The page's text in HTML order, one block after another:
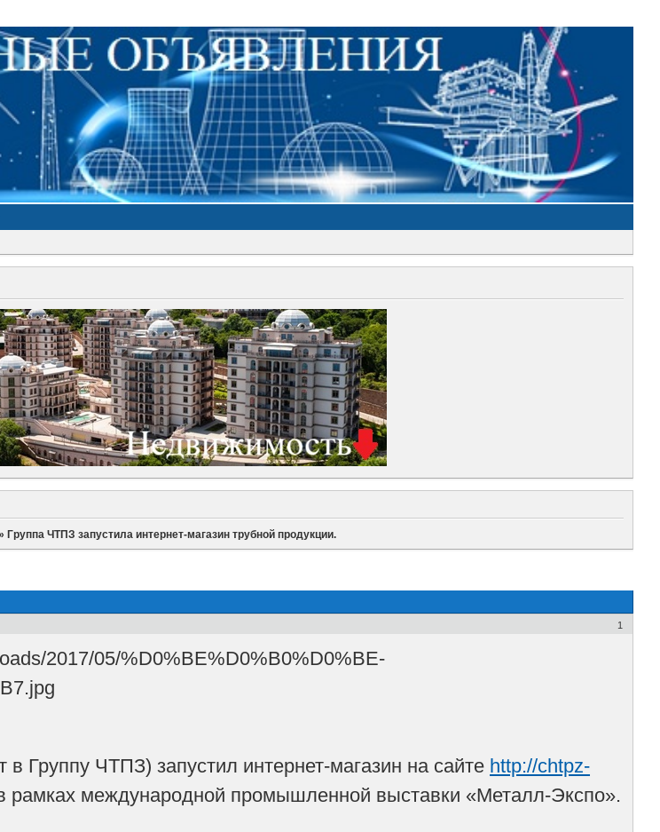
Группа ЧТПЗ запустила интернет-магазин трубной продукции.
1
Группу ЧТПЗ) запустил интернет-магазин на сайте http://chtpz-
рамках международной промышленной выставки «Металл-Экспо».